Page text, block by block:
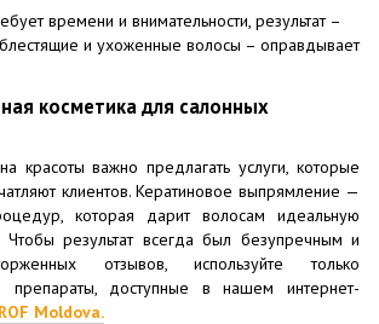
времени и внимательности, результат –
и ухоженные волосы – оправдывает
косметика для салонных
красоты важно предлагать услуги, которые
клиентов. Кератиновое выпрямление —
которая дарит волосам идеальную
Чтобы результат всегда был безупречным и
отзывов, используйте только
препараты, доступные в нашем интернет-
Moldova.